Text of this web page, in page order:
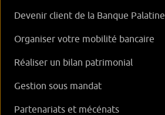
Devenir client de la Banque Palatine
Organiser votre mobilité bancaire
Réaliser un bilan patrimonial
Gestion sous mandat
Partenariats et mécénats